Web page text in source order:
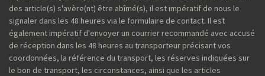
des article(s) s'avère(nt) être abîmé(s), il est impératif de nous le
signaler dans les 48 heures via le formulaire de contact. Il est
également impératif d'envoyer un courrier recommandé avec accusé
de réception dans les 48 heures au transporteur précisant vos
coordonnées, la référence du transport, les réserves indiquées sur
le bon de transport, les circonstances, ainsi que les articles